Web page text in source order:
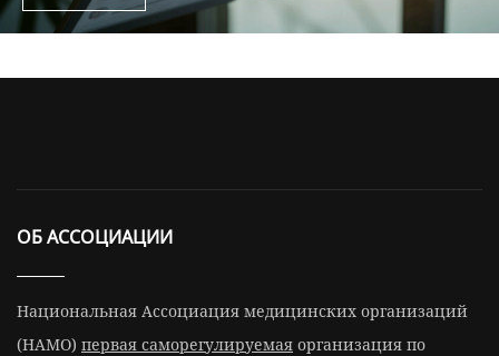
ОБ АССОЦИАЦИИ
Национальная Ассоциация медицинских организаций
(НАМО) первая саморегулируемая организация по